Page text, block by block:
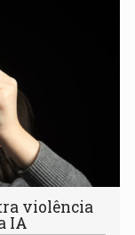
violência
IA